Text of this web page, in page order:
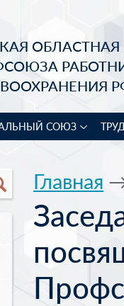
СОЮЗ
Главная